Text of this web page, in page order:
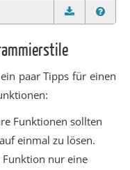
paar Tipps für einen
Funktionen sollten
einmal zu lösen.
Funktion nur eine